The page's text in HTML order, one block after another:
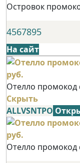
Островок
4567895
На сайт
Отелло промокод
Скрыть
ALLVSNTPO
Отелло промокод